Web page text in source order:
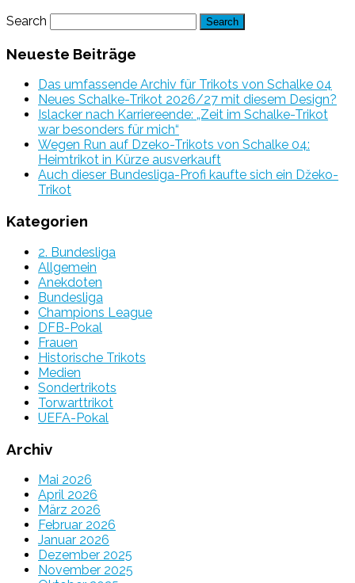
Search
Neueste Beiträge
Das umfassende Archiv für Trikots von Schalke 04
Neues Schalke-Trikot 2026/27 mit diesem Design?
Islacker nach Karriereende: „Zeit im Schalke-Trikot
war besonders für mich“
Wegen Run auf Dzeko-Trikots von Schalke 04:
Heimtrikot in Kürze ausverkauft
Auch dieser Bundesliga-Profi kaufte sich ein Džeko-
Trikot
Kategorien
2. Bundesliga
Allgemein
Anekdoten
Bundesliga
Champions League
DFB-Pokal
Frauen
Historische Trikots
Medien
Sondertrikots
Torwarttrikot
UEFA-Pokal
Archiv
Mai 2026
April 2026
März 2026
Februar 2026
Januar 2026
Dezember 2025
November 2025